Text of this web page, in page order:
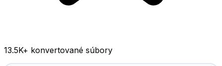
13.5K+ konvertované súbory